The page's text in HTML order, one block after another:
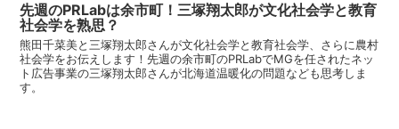
先週のPRLabは余市町！三塚翔太郎が文化社会学と教育
社会学を熟思？
熊田千菜美と三塚翔太郎さんが文化社会学と教育社会学、さらに農村
社会学をお伝えします！先週の余市町のPRLabでMGを任されたネッ
ト広告事業の三塚翔太郎さんが北海道温暖化の問題なども思考しま
す。